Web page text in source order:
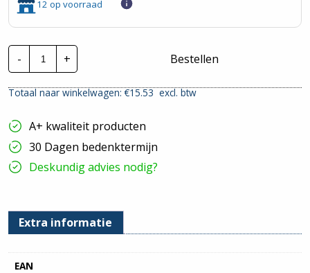
12 op voorraad
-
Schneider
Inst.
Automaat
R9P19625
25A
1P+N
C-
Kar.
6Ka
hoeveelheid
+ Bestellen
Totaal naar winkelwagen: €15.53excl. btw
A+ kwaliteit producten
30 Dagen bedenktermijn
Deskundig advies nodig?
Extra informatie
EAN